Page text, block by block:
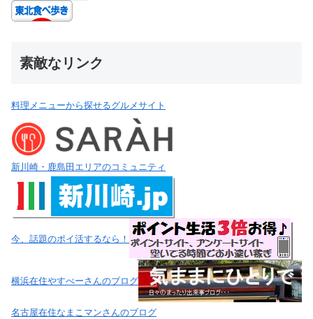
素敵なリンク
料理メニューから探せるグルメサイト
新川崎・鹿島田エリアのコミュニティ
今、話題のポイ活するなら！
横浜在住やすべーさんのブログ
名古屋在住なまこマンさんのブログ